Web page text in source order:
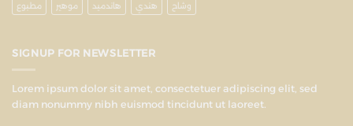
مطبوع موهير هاندميد هندي وشاح
SIGNUP FOR NEWSLETTER
Lorem ipsum dolor sit amet, consectetuer adipiscing elit, sed
diam nonummy nibh euismod tincidunt ut laoreet.